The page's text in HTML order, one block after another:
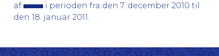
af
i perioden fra den 7. december 2010 til
den 18. januar 2011.